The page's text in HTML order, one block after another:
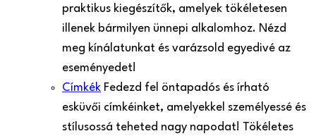
praktikus kiegészítők, amelyek tökéletesen
illenek bármilyen ünnepi alkalomhoz. Nézd
meg kínálatunkat és varázsold egyedivé az
eseményedet!
Címkék Fedezd fel öntapadós és írható
esküvői címkéinket, amelyekkel személyessé és
stílusossá teheted nagy napodat! Tökéletes